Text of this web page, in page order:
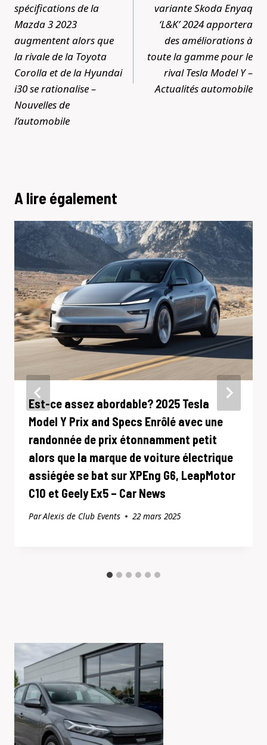
spécifications de la
Mazda 3 2023
augmentent alors que
la rivale de la Toyota
Corolla et de la Hyundai
i30 se rationalise –
Nouvelles de
l’automobile
variante Skoda Enyaq
‘L&K’ 2024 apportera
des améliorations à
toute la gamme pour le
rival Tesla Model Y –
Actualités automobile
A lire également
Est-ce assez abordable? 2025 Tesla
Model Y Prix and Specs Enrôlé avec une
randonnée de prix étonnamment petit
alors que la marque de voiture électrique
assiégée se bat sur XPEng G6, LeapMotor
C10 et Geely Ex5 – Car News
ParAlexis de Club Events 22 mars 2025